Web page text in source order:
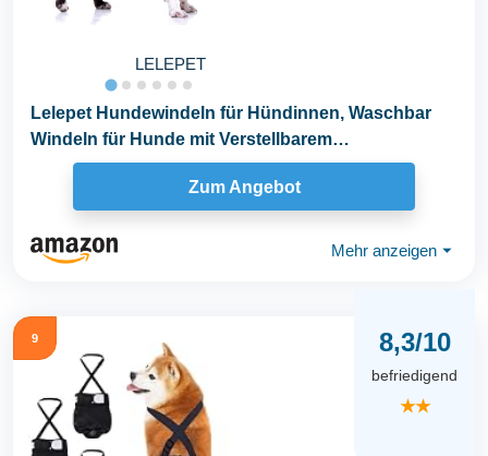
LELEPET
Lelepet Hundewindeln für Hündinnen, Waschbar
Windeln für Hunde mit Verstellbarem
Strumpfhalter...
Zum Angebot
Mehr anzeigen ⏷
9 8,3/10
befriedigend
★★